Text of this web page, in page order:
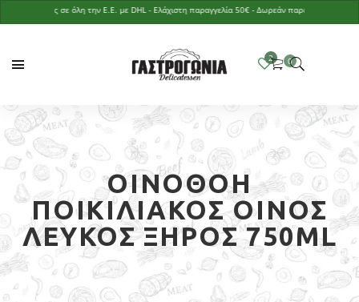
Αποστολές σε όλη την Ε.Ε. με DHL - Ελάχιστη παραγγελία 50€ - Δωρεάν παράδοση με
ΟΙΝΟΘΟΗ
ΠΟΙΚΙΛΙΑΚΌΣ ΟΊΝΟΣ
ΛΕΥΚΌΣ ΞΗΡΌΣ 750ML